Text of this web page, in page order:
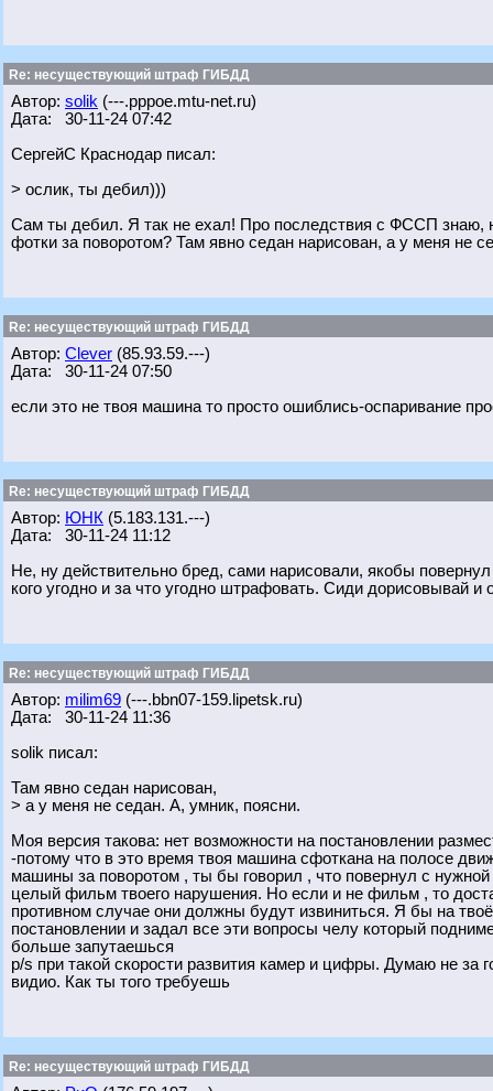
Re: несуществующий штраф ГИБДД
Автор: solik (---.pppoe.mtu-net.ru)
Дата: 30-11-24 07:42
СергейС Краснодар писал:
> ослик, ты дебил)))
Сам ты дебил. Я так не ехал! Про последствия с ФССП знаю,
фотки за поворотом? Там явно седан нарисован, а у меня не
Re: несуществующий штраф ГИБДД
Автор: Clever (85.93.59.---)
Дата: 30-11-24 07:50
если это не твоя машина то просто ошиблись-оспаривание
Re: несуществующий штраф ГИБДД
Автор: ЮНК (5.183.131.---)
Дата: 30-11-24 11:12
Не, ну действительно бред, сами нарисовали, якобы
кого угодно и за что угодно штрафовать. Сиди дорисовывай и
Re: несуществующий штраф ГИБДД
Автор: milim69 (---.bbn07-159.lipetsk.ru)
Дата: 30-11-24 11:36
solik писал:
Там явно седан нарисован,
> а у меня не седан. А, умник, поясни.
Моя версия такова: нет возможности на постановлении
-потому что в это время твоя машина сфоткана на полосе
машины за поворотом , ты бы говорил , что повернул с
целый фильм твоего нарушения. Но если и не фильм , то
противном случае они должны будут извиниться. Я бы на
постановлении и задал все эти вопросы челу который
больше запутаешься
p/s при такой скорости развития камер и цифры. Думаю не за
видио. Как ты того требуешь
Re: несуществующий штраф ГИБДД